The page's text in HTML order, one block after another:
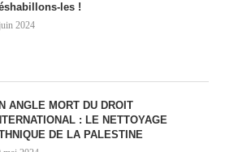
les !
2024
ANGLE MORT DU DROIT
: LE NETTOYAGE
DE LA PALESTINE